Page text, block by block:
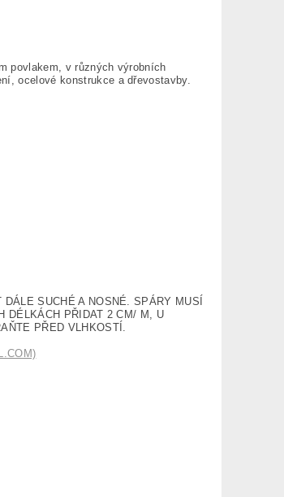
povlakem, v různých výrobních
ocelové konstrukce a dřevostavby.
SUCHÉ A NOSNÉ. SPÁRY MUSÍ
DÉLKÁCH PŘIDAT 2 CM/ M, U
PŘED VLHKOSTÍ.